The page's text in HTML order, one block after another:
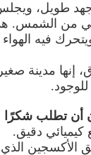
جهد طويل،
من الشمس.
فيه الهواء
إنها مدينة
دقيق.
الأكسجين